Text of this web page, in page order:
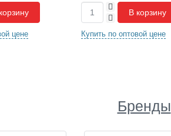
цене
-
+
В корзину
Купить по оптовой цене
Бренды